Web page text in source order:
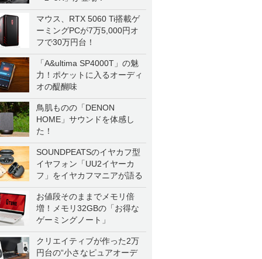
マウス、RTX 5060 Ti搭載ゲ
ーミングPCが7万5,000円オ
フで30万円台！
「A&ultima SP4000T」の魅
力！ポケットに入るオーディ
オの醍醐味
鳥肌ものの「DENON
HOME」サウンドを体感し
た！
SOUNDPEATSのイヤカフ型
イヤフォン「UU2イヤーカ
フ」をイヤカフマニアが語る
お値段そのままでメモリ倍
増！メモリ32GBの「お得な
ゲーミングノート」
クリエイティブが作った2万
円台の“小さなピュアオーデ